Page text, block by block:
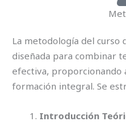
La metodología del curso
diseñada para combinar
efectiva, proporcionando
formación integral. Se
Introducción